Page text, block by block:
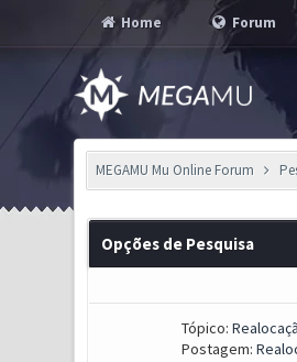
Home Forum
MEGAMU Mu Online Forum
Opções de Pesquisa
Tópico:
Postagem: